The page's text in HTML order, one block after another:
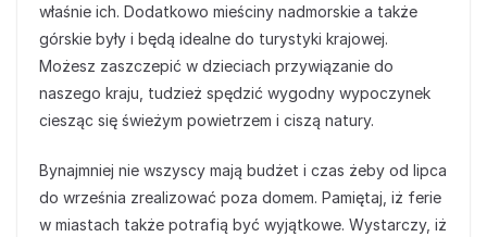
właśnie ich. Dodatkowo mieściny nadmorskie a także
górskie były i będą idealne do turystyki krajowej.
Możesz zaszczepić w dzieciach przywiązanie do
naszego kraju, tudzież spędzić wygodny wypoczynek
ciesząc się świeżym powietrzem i ciszą natury.
Bynajmniej nie wszyscy mają budżet i czas żeby od lipca
do września zrealizować poza domem. Pamiętaj, iż ferie
w miastach także potrafią być wyjątkowe. Wystarczy, iż